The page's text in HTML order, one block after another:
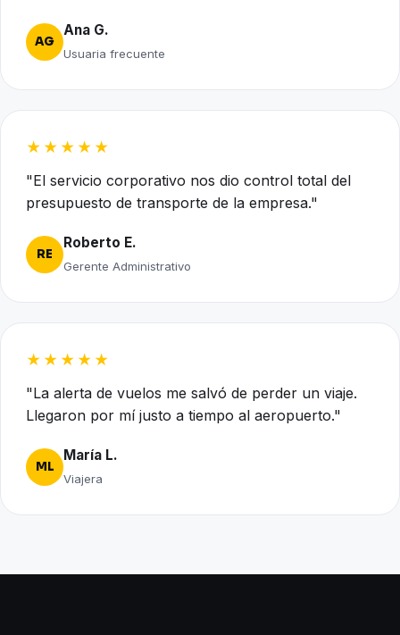
AG
Ana G.
Usuaria frecuente
★★★★★
"El servicio corporativo nos dio control total del
presupuesto de transporte de la empresa."
RE
Roberto E.
Gerente Administrativo
★★★★★
"La alerta de vuelos me salvó de perder un viaje.
Llegaron por mí justo a tiempo al aeropuerto."
ML
María L.
Viajera